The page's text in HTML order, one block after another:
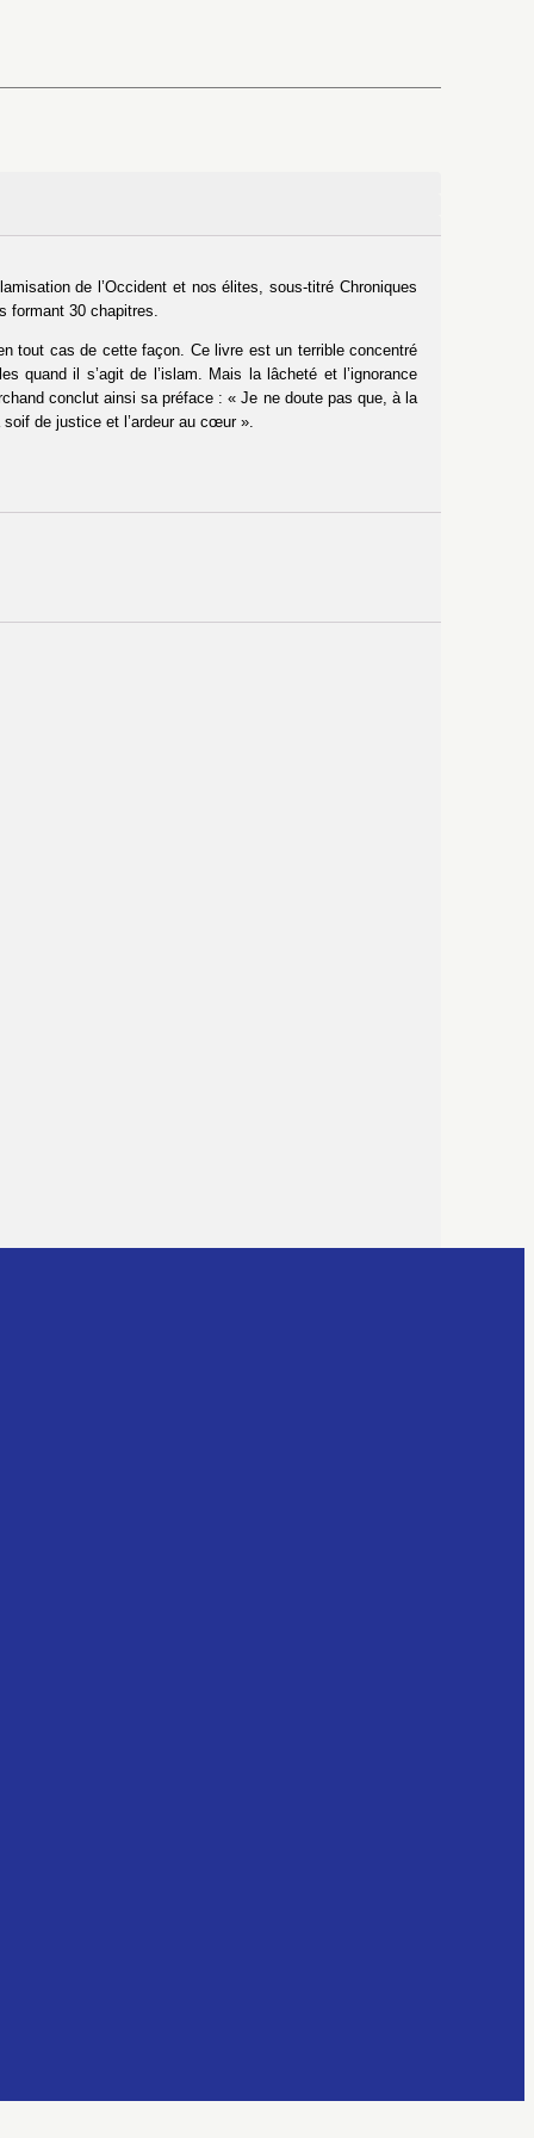
de l’Occident et nos élites, sous-titré Chroniques
formant 30 chapitres.
tout cas de cette façon. Ce livre est un terrible concentré
quand il s’agit de l’islam. Mais la lâcheté et l’ignorance
conclut ainsi sa préface : « Je ne doute pas que, à la
de justice et l’ardeur au cœur ».